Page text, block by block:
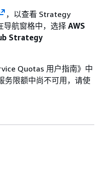
，以查看 Strategy
导航窗格中，选择 AWS
Strategy
Quotas 用户指南》中
务限额中尚不可用，请使